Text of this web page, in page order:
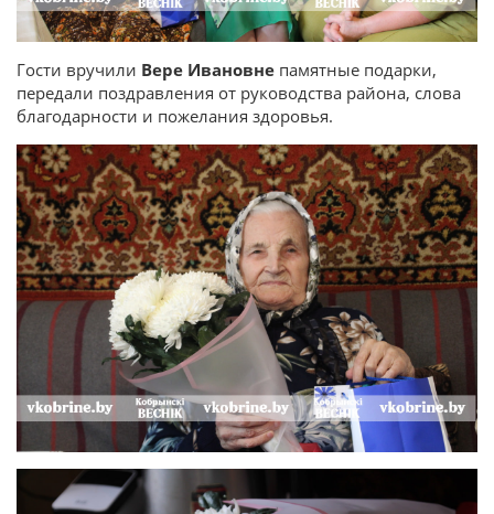
Гости вручили Вере Ивановне памятные подарки,
передали поздравления от руководства района, слова
благодарности и пожелания здоровья.